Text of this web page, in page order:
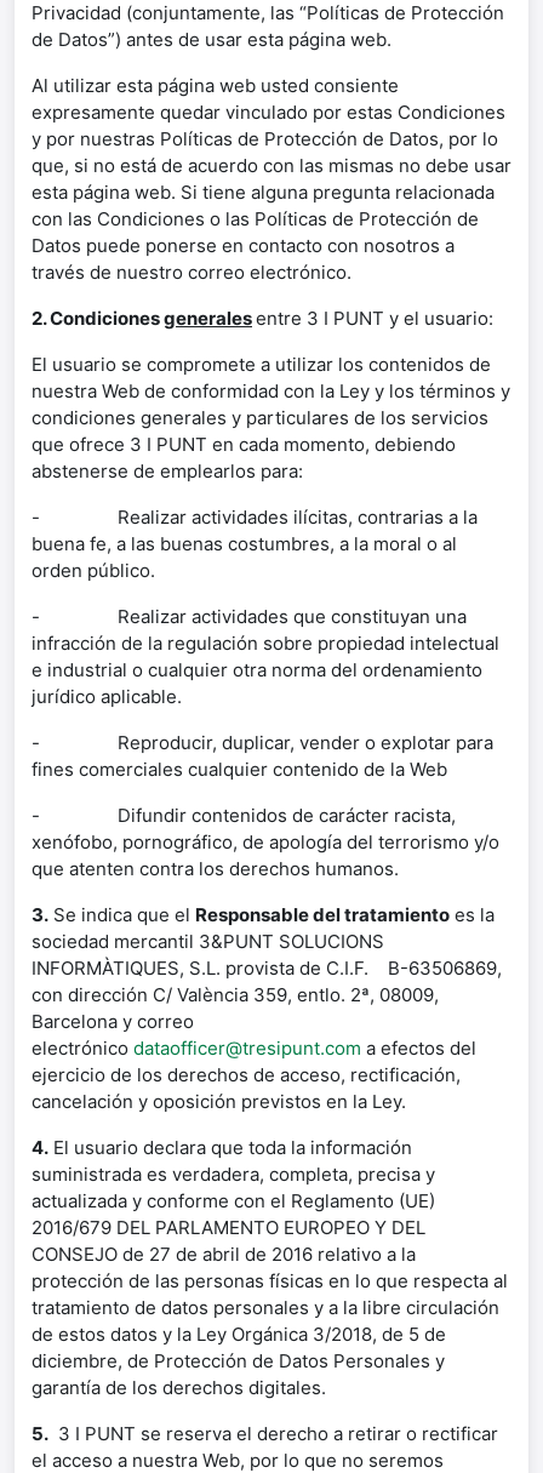
Privacidad (conjuntamente, las “Políticas de Protección
de Datos”) antes de usar esta página web.
Al utilizar esta página web usted consiente
expresamente quedar vinculado por estas Condiciones
y por nuestras Políticas de Protección de Datos, por lo
que, si no está de acuerdo con las mismas no debe usar
esta página web. Si tiene alguna pregunta relacionada
con las Condiciones o las Políticas de Protección de
Datos puede ponerse en contacto con nosotros a
través de nuestro correo electrónico.
2. Condicionesgeneralesentre 3 I PUNT y el usuario:
El usuario se compromete a utilizar los contenidos de
nuestra Web de conformidad con la Ley y los términos y
condiciones generales y particulares de los servicios
que ofrece 3 I PUNT en cada momento, debiendo
abstenerse de emplearlos para:
- Realizar actividades ilícitas, contrarias a la
buena fe, a las buenas costumbres, a la moral o al
orden público.
- Realizar actividades que constituyan una
infracción de la regulación sobre propiedad intelectual
e industrial o cualquier otra norma del ordenamiento
jurídico aplicable.
- Reproducir, duplicar, vender o explotar para
fines comerciales cualquier contenido de la Web
- Difundir contenidos de carácter racista,
xenófobo, pornográfico, de apología del terrorismo y/o
que atenten contra los derechos humanos.
3. Se indica que el Responsable del tratamiento es la
sociedad mercantil 3&PUNT SOLUCIONS
INFORMÀTIQUES, S.L. provista de C.I.F. B-63506869,
con dirección C/ València 359, entlo. 2ª, 08009,
Barcelona y correo
electrónico dataofficer@tresipunt.com a efectos del
ejercicio de los derechos de acceso, rectificación,
cancelación y oposición previstos en la Ley.
4. El usuario declara que toda la información
suministrada es verdadera, completa, precisa y
actualizada y conforme con el Reglamento (UE)
2016/679 DEL PARLAMENTO EUROPEO Y DEL
CONSEJO de 27 de abril de 2016 relativo a la
protección de las personas físicas en lo que respecta al
tratamiento de datos personales y a la libre circulación
de estos datos y la Ley Orgánica 3/2018, de 5 de
diciembre, de Protección de Datos Personales y
garantía de los derechos digitales.
5. 3 I PUNT se reserva el derecho a retirar o rectificar
el acceso a nuestra Web, por lo que no seremos